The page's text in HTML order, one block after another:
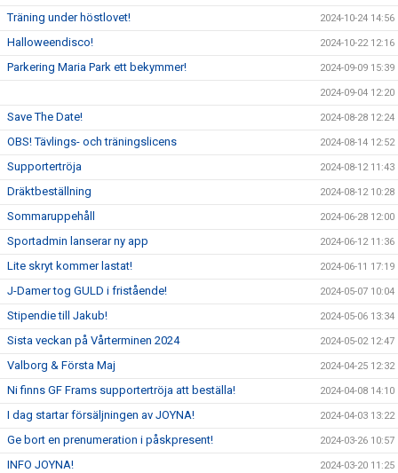
Träning under höstlovet! 2024-10-24 14:56
Halloweendisco! 2024-10-22 12:16
Parkering Maria Park ett bekymmer! 2024-09-09 15:39
2024-09-04 12:20
Save The Date! 2024-08-28 12:24
OBS! Tävlings- och träningslicens 2024-08-14 12:52
Supportertröja 2024-08-12 11:43
Dräktbeställning 2024-08-12 10:28
Sommaruppehåll 2024-06-28 12:00
Sportadmin lanserar ny app 2024-06-12 11:36
Lite skryt kommer lastat! 2024-06-11 17:19
J-Damer tog GULD i fristående! 2024-05-07 10:04
Stipendie till Jakub! 2024-05-06 13:34
Sista veckan på Vårterminen 2024 2024-05-02 12:47
Valborg & Första Maj 2024-04-25 12:32
Ni finns GF Frams supportertröja att beställa! 2024-04-08 14:10
I dag startar försäljningen av JOYNA! 2024-04-03 13:22
Ge bort en prenumeration i påskpresent! 2024-03-26 10:57
INFO JOYNA! 2024-03-20 11:25